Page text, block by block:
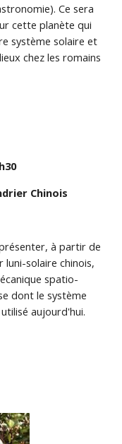
Ce sera
cette planète qui
système solaire et
chez les romains
Chinois
à partir de
solaire chinois,
spatio-
dont le système
aujourd'hui.